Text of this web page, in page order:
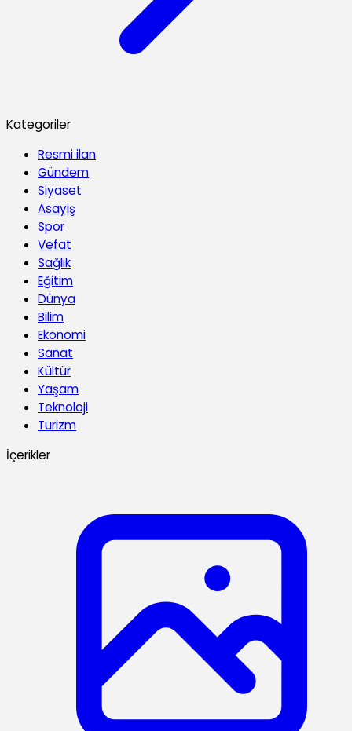
Kategoriler
Resmi ilan
Gündem
Siyaset
Asayiş
Spor
Vefat
Sağlık
Eğitim
Dünya
Bilim
Ekonomi
Sanat
Kültür
Yaşam
Teknoloji
Turizm
İçerikler